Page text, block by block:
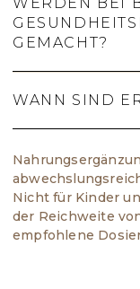
Das Produkt
Jahren
Stillzeit sowie
Apotheker
GEMACHT?
Buď v klidu®
Für
keine
zugelassen,
WANN SIND
Bei
regelmäßiger,
Ein
Arzneimittel
Nicht für Kinder
der Reichweite
empfohlene